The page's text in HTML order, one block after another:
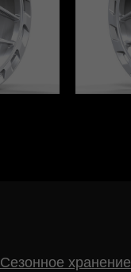
Сезонное хранение